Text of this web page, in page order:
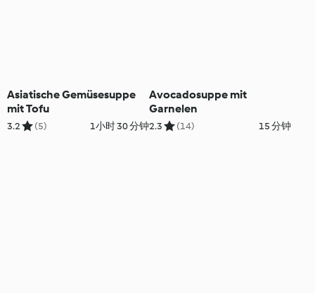
Asiatische Gemüsesuppe
mit Tofu
3.2 (5) 1小时 30 分钟
Avocadosuppe mit
Garnelen
2.3 (14) 15 分钟